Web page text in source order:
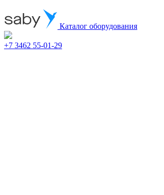
Каталог оборудования
+7 3462 55-01-29